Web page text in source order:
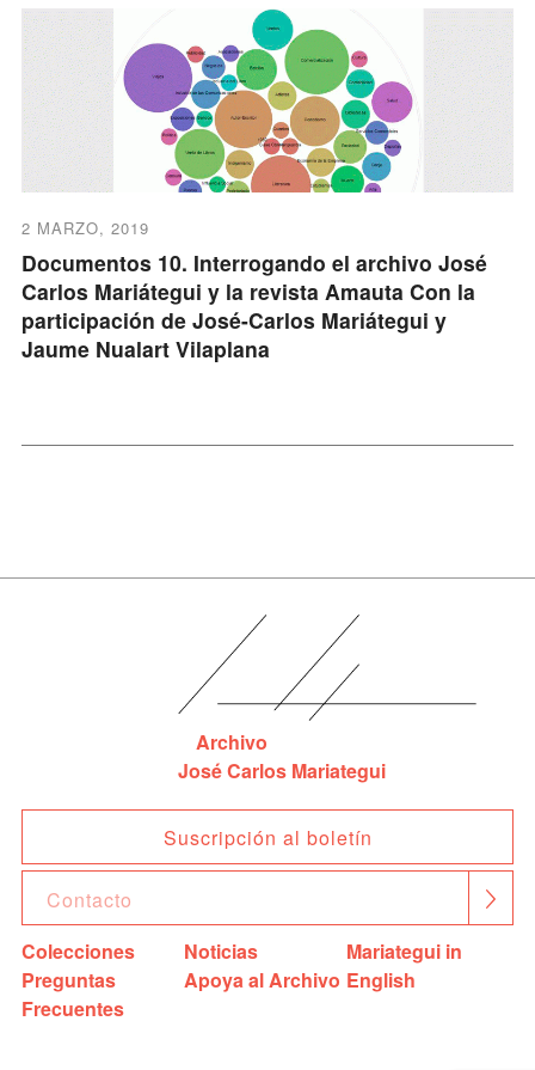
2 MARZO, 2019
Documentos 10. Interrogando el archivo José
Carlos Mariátegui y la revista Amauta Con la
participación de José-Carlos Mariátegui y
Jaume Nualart Vilaplana
Archivo
José Carlos Mariategui
Suscripción al boletín
Colecciones
Preguntas
Frecuentes
Noticias
Apoya al Archivo
Mariategui in
English